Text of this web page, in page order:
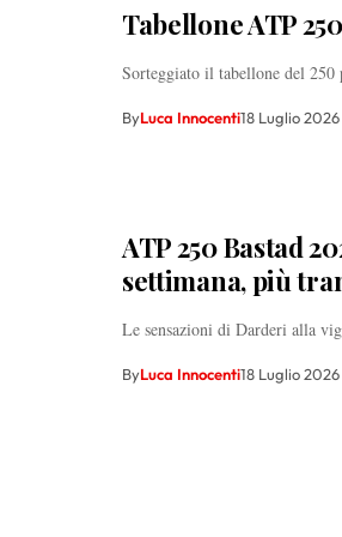
Tabellone ATP
Sorteggiato il tabellone del 250
ByLuca Innocenti18 Luglio 2026
ATP 250 Bastad
settimana, più
Le sensazioni di Darderi alla
ByLuca Innocenti18 Luglio 2026